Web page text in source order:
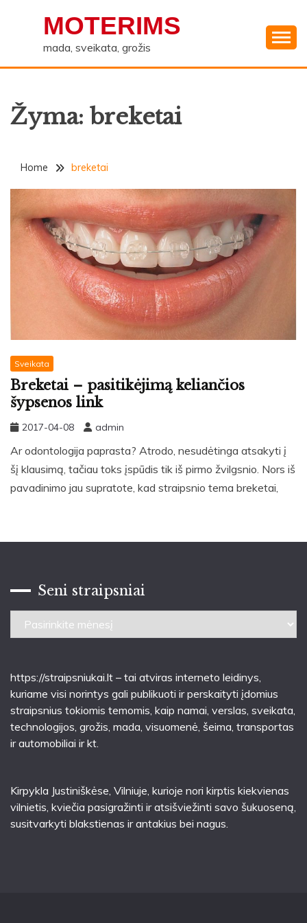
MOTERIMS
mada, sveikata, grožis
Žyma: breketai
Home breketai
Sveikata
Breketai – pasitikėjimą keliančios
šypsenos link
2017-04-08 admin
Ar odontologija paprasta? Atrodo, nesudėtinga atsakyti į
šį klausimą, tačiau toks įspūdis tik iš pirmo žvilgsnio. Nors iš
pavadinimo jau supratote, kad straipsnio tema breketai,
Seni straipsniai
Seni
straipsniai
https://straipsniukai.lt – tai atviras interneto leidinys,
kuriame visi norintys gali publikuoti ir perskaityti įdomius
straipsnius tokiomis temomis, kaip namai, verslas, sveikata,
technologijos, grožis, mada, visuomenė, šeima, transportas
ir automobiliai ir kt.
Kirpykla Justiniškėse , Vilniuje, kurioje nori kirptis kiekvienas
vilnietis, kviečia pasigražinti ir atsišviežinti savo šukuoseną,
susitvarkyti blakstienas ir antakius bei nagus.